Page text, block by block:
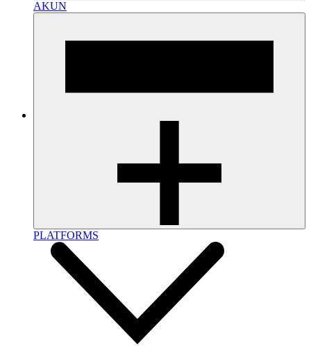
AKUN
PLATFORMS